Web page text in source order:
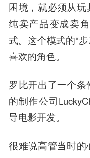
困境，就必须从
纯卖产品变成卖
式。这个模式的*
喜欢的角色。
罗比开出了一个
的制作公司
导电影开发。
很难说高管当时